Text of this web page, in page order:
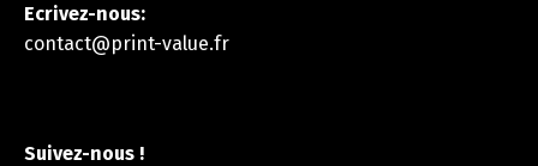
Ecrivez-nous:
contact@print-value.fr
Suivez-nous !